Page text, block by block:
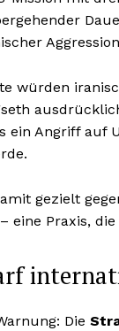
würden
ein Angriff auf
gezielt
eine Praxis,
Die